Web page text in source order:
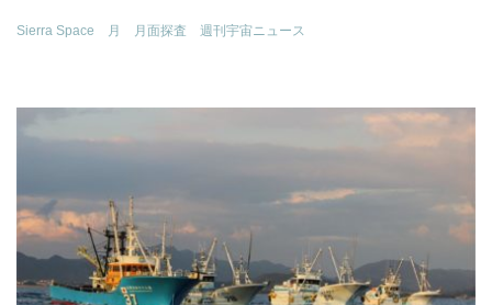
Sierra Space 月 月面探査 週刊宇宙ニュース